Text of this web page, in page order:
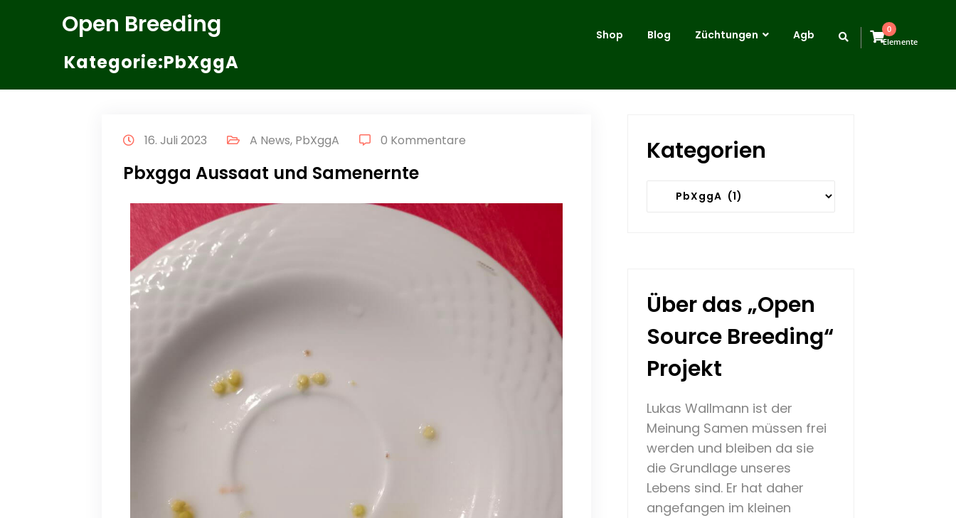
Open Breeding Shop Blog Züchtungen Agb
0
Elemente
Kategorie:PbXggA
16. Juli 2023 A News, PbXggA 0 Kommentare
Pbxgga Aussaat und Samenernte
Kategorien
Kategorien
Über das „Open
Source Breeding“
Projekt
Lukas Wallmann ist der
Meinung Samen müssen frei
werden und bleiben da sie
die Grundlage unseres
Lebens sind. Er hat daher
angefangen im kleinen